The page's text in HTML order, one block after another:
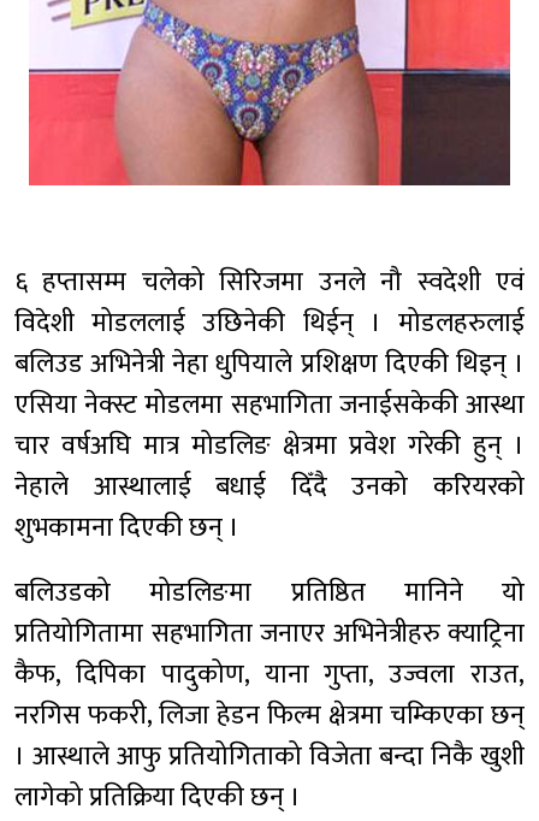
६ हप्तासम्म चलेको सिरिजमा उनले नौ स्वदेशी एवं
विदेशी मोडललाई उछिनेकी थिईन् । मोडलहरुलाई
बलिउड अभिनेत्री नेहा धुपियाले प्रशिक्षण दिएकी थिइन् ।
एसिया नेक्स्ट मोडलमा सहभागिता जनाईसकेकी आस्था
चार वर्षअघि मात्र मोडलिङ क्षेत्रमा प्रवेश गरेकी हुन् ।
नेहाले आस्थालाई बधाई दिँदै उनको करियरको
शुभकामना दिएकी छन् ।
बलिउडको मोडलिङमा प्रतिष्ठित मानिने यो
प्रतियोगितामा सहभागिता जनाएर अभिनेत्रीहरु क्याट्रिना
कैफ, दिपिका पादुकोण, याना गुप्ता, उज्वला राउत,
नरगिस फकरी, लिजा हेडन फिल्म क्षेत्रमा चम्किएका छन्
। आस्थाले आफु प्रतियोगिताको विजेता बन्दा निकै खुशी
लागेको प्रतिक्रिया दिएकी छन् ।